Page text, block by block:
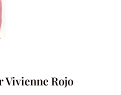
Vivienne Rojo